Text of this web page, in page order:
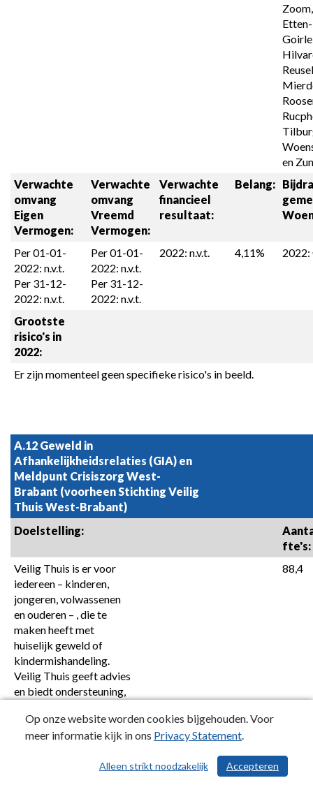
en
Verwachte
omvang
Eigen
Vermogen:
Verwachte
omvang
Vreemd
Vermogen:
Verwachte
financieel
resultaat:
Belang:
Per 01-01-
2022: n.v.t.
Per 31-12-
2022: n.v.t.
Per 01-01-
2022: n.v.t.
Per 31-12-
2022: n.v.t.
2022: n.v.t. 4,11% 2022:
Grootste
risico's in
2022:
Er zijn momenteel geen specifieke risico's in beeld.
A.12 Geweld in
Afhankelijkheidsrelaties (GIA) en
Meldpunt Crisiszorg West-
Brabant (voorheen Stichting Veilig
Thuis West-Brabant)
Doelstelling:
fte's:
Veilig Thuis is er voor
iedereen – kinderen,
jongeren, volwassenen
en ouderen – , die te
maken heeft met
huiselijk geweld of
kindermishandeling.
Veilig Thuis geeft advies
en biedt ondersteuning,
omstanders als
professionals. Veilig
onveilige situaties, zorgt
88,4
/ 546
Op onze website worden cookies bijgehouden. Voor
meer informatie kijk in ons Privacy Statement.
Accepteren
Alleen strikt noodzakelijk